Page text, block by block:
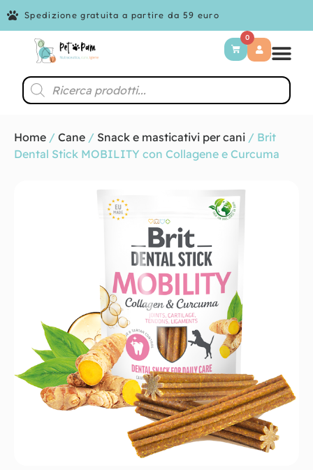
Spedizione gratuita a partire da 59 euro
0
Home / Cane / Snack e masticativi per cani / Brit
Dental Stick MOBILITY con Collagene e Curcuma